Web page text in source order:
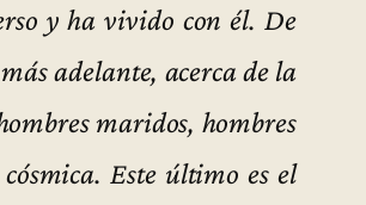
y ha vivido con él. De
adelante, acerca de la
maridos, hombres
Este último es el